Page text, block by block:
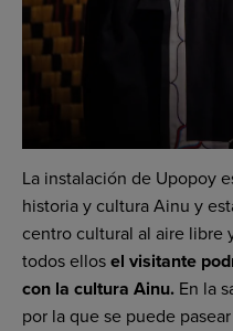
La instalación de Upopoy
historia y cultura Ainu y
centro cultural al aire libre
todos ellos el visitante
con la cultura Ainu. En la
por la que se puede